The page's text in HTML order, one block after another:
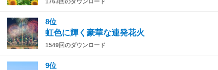
8位
虹色に輝く豪華な連発花火
1549回のダウンロード
9位